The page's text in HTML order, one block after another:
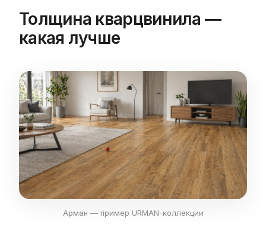
Толщина кварцвинила —
какая лучше
Арман — пример URMAN-коллекции